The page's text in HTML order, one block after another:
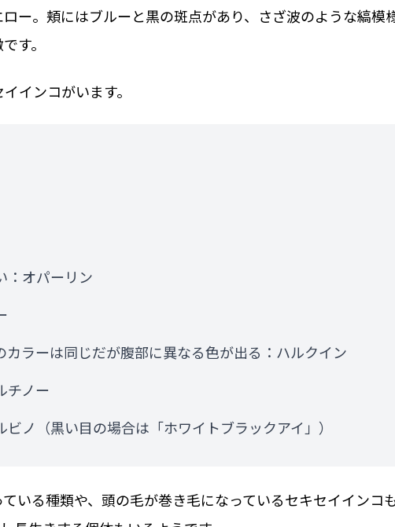
ー。頬にはブルーと黒の斑点があり、さざ波のような縞模
す。
インコがいます。
：オパーリン
カラーは同じだが腹部に異なる色が出る：ハルクイン
チノー
ノ（黒い目の場合は「ホワイトブラックアイ」）
いる種類や、頭の毛が巻き毛になっているセキセイインコ